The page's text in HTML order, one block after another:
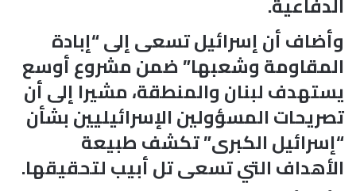
وأضاف أن إسرائيل تسعى إلى “إبادة
المقاومة وشعبها” ضمن مشروع أوسع
يستهدف لبنان والمنطقة، مشيرا إلى أن
تصريحات المسؤولين الإسرائيليين بشأن
“إسرائيل الكبرى” تكشف طبيعة
الأهداف التي تسعى تل أبيب لتحقيقها.